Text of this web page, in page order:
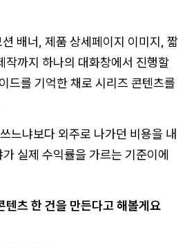
배너, 제품 상세페이지 이미지, 짧
작까지 하나의 대화창에서 진행할
드를 기억한 채로 시리즈 콘텐츠를
느냐보다 외주로 나가던 비용을 내
실제 수익률을 가르는 기준이에
텐츠 한 건을 만든다고 해볼게요